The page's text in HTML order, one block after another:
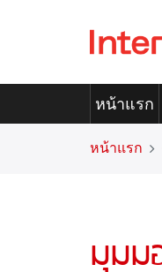
หน้าแรก
หน้าแรก
มุมม